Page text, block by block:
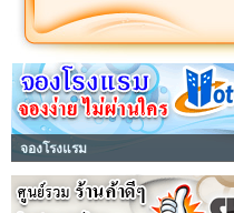
จองโรงแรม